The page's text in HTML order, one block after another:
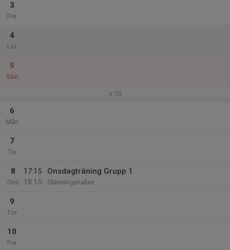
3
Fre
4
Lör
5
Sön
v.10
6
Mån
7
Tis
8
Ons
17:15
18:15
Onsdagträning Grupp 1
Glänningehallen
9
Tor
10
Fre